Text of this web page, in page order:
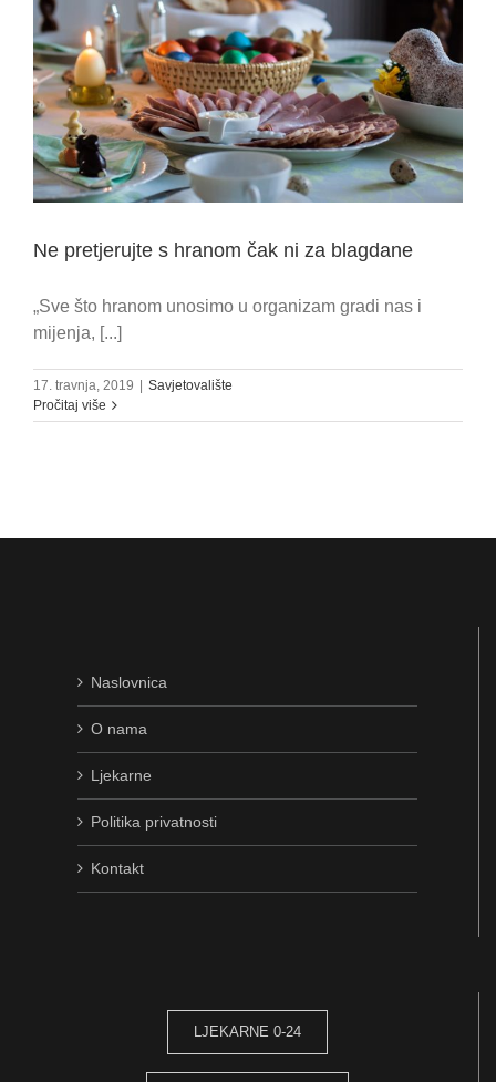
Ne pretjerujte s hranom čak ni za blagdane
„Sve što hranom unosimo u organizam gradi nas i
mijenja, [...]
17. travnja, 2019 | Savjetovalište
Pročitaj više
Naslovnica
O nama
Ljekarne
Politika privatnosti
Kontakt
LJEKARNE 0-24